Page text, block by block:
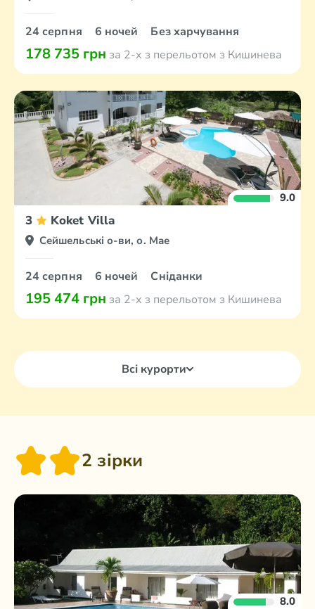
24 серпня 6 ночей Без харчування
178 735 грн за 2-х з перельотом з Кишинева
9.0
3 Koket Villa
Сейшельські о-ви, о. Мае
24 серпня 6 ночей Сніданки
195 474 грн за 2-х з перельотом з Кишинева
Всі курорти
2 зірки
8.0